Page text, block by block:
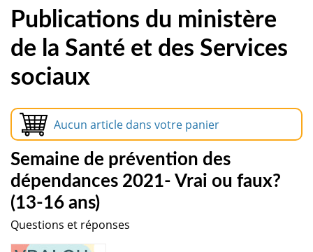
Publications du ministère
de la Santé et des Services
sociaux
Aucun article dans votre panier
Semaine de prévention des
dépendances 2021- Vrai ou faux?
(13-16 ans)
Questions et réponses